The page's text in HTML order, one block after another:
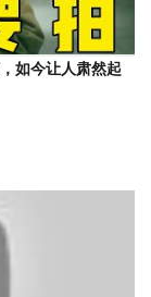
如今让人肃然起